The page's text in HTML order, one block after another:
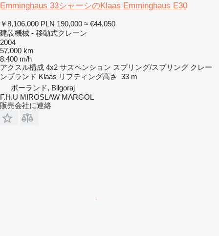
Emminghaus 33シャーシのKlaas Emminghaus E30
￥8,106,000 PLN 190,000 ≈ €44,050
建設機械 - 移動式クレーン
2004
57,000 km
8,400 m/h
アクスル構成 4x2 サスペンション スプリング/スプリング クレー
ンブランド Klaas リフティング高さ
33 m
ポーランド, Biłgoraj
F.H.U MIROSLAW MARGOL
販売会社に連絡